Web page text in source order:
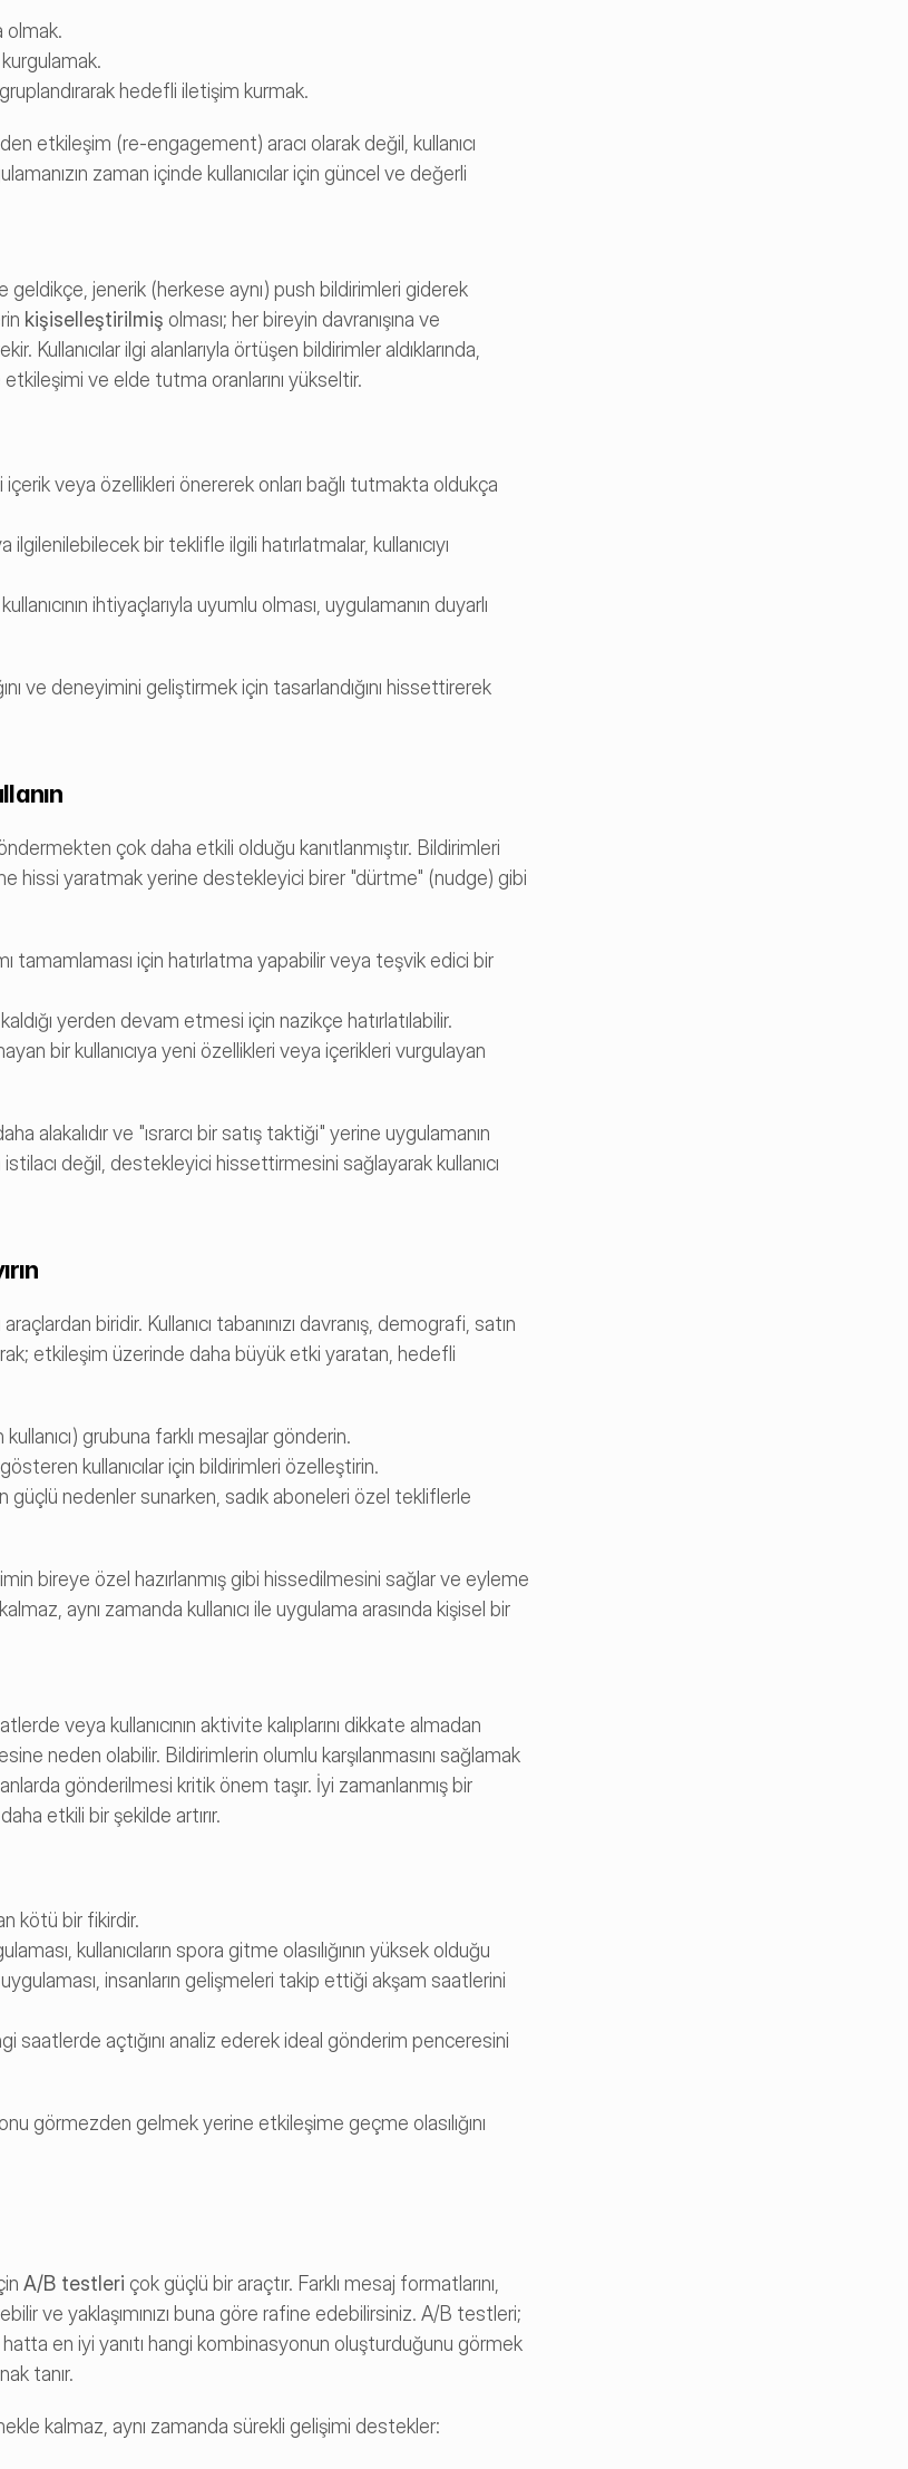
olmak.
hedefli iletişim kurmak.
etkileşim (re-engagement) aracı olarak değil, kullanıcı
zaman içinde kullanıcılar için güncel ve değerli
geldikçe, jenerik (herkese aynı) push bildirimleri giderek
kişiselleştirilmiş olması; her bireyin davranışına ve
Kullanıcılar ilgi alanlarıyla örtüşen bildirimler aldıklarında,
ve elde tutma oranlarını yükseltir.
içerik veya özellikleri önererek onları bağlı tutmakta oldukça
bir teklifle ilgili hatırlatmalar, kullanıcıyı
ihtiyaçlarıyla uyumlu olması, uygulamanın duyarlı
ve deneyimini geliştirmek için tasarlandığını hissettirerek
hissi yaratmak yerine destekleyici birer "dürtme" (nudge) gibi
tamamlaması için hatırlatma yapabilir veya teşvik edici bir
yerden devam etmesi için nazikçe hatırlatılabilir.
bir kullanıcıya yeni özellikleri veya içerikleri vurgulayan
alakalıdır ve "ısrarcı bir satış taktiği" yerine uygulamanın
istilacı değil, destekleyici hissettirmesini sağlayarak kullanıcı
biridir. Kullanıcı tabanınızı davranış, demografi, satın
etkileşim üzerinde daha büyük etki yaratan, hedefli
grubuna farklı mesajlar gönderin.
kullanıcılar için bildirimleri özelleştirin.
güçlü nedenler sunarken, sadık aboneleri özel tekliflerle
bireye özel hazırlanmış gibi hissedilmesini sağlar ve eyleme
aynı zamanda kullanıcı ile uygulama arasında kişisel bir
veya kullanıcının aktivite kalıplarını dikkate almadan
neden olabilir. Bildirimlerin olumlu karşılanmasını sağlamak
gönderilmesi kritik önem taşır. İyi zamanlanmış bir
etkili bir şekilde artırır.
kötü bir fikirdir.
kullanıcıların spora gitme olasılığının yüksek olduğu
insanların gelişmeleri takip ettiği akşam saatlerini
saatlerde açtığını analiz ederek ideal gönderim penceresini
görmezden gelmek yerine etkileşime geçme olasılığını
A/B testleri çok güçlü bir araçtır. Farklı mesaj formatlarını,
en iyi yanıtı hangi kombinasyonun oluşturduğunu görmek
tanır.
kalmaz, aynı zamanda sürekli gelişimi destekler: